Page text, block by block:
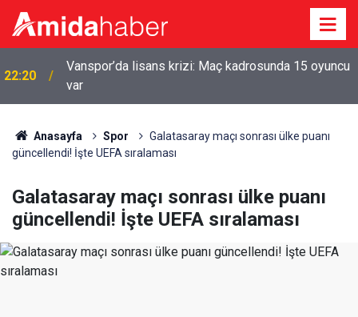
22:20
Vanspor’da lisans krizi: Maç kadrosunda 15 oyuncu
var
Anasayfa Spor
Galatasaray maçı sonrası ülke puanı
güncellendi! İşte UEFA sıralaması
Galatasaray maçı sonrası ülke puanı
güncellendi! İşte UEFA sıralaması